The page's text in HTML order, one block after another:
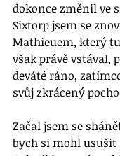
dokonce změnil ve
Sixtorp jsem se
Mathieuem, který
však právě vstával,
deváté ráno,
svůj zkrácený
Začal jsem se
bych si mohl usušit